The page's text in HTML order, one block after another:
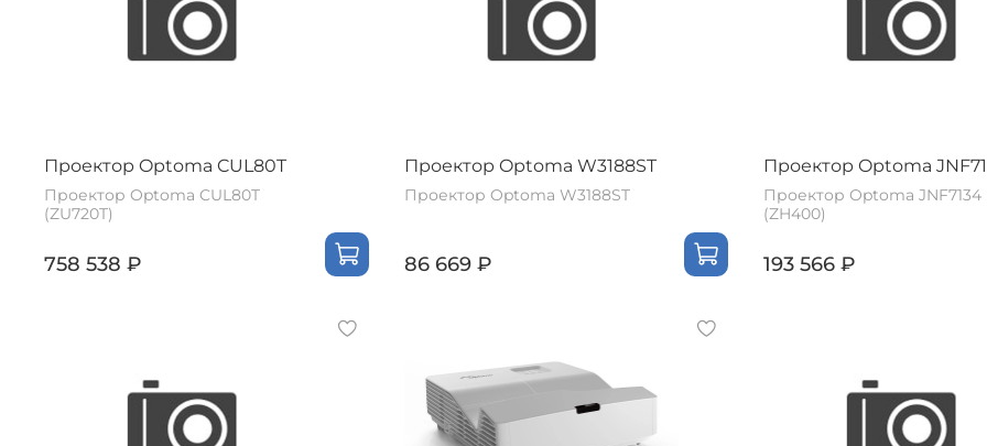
Проектор Optoma CUL80T
Проектор Optoma CUL80T
(ZU720T)
758 538 ₽
Проектор Optoma W3188ST
Проектор Optoma W3188ST
86 669 ₽
Проектор Optoma
Проектор Optoma JNF7134
(ZH400)
193 566 ₽